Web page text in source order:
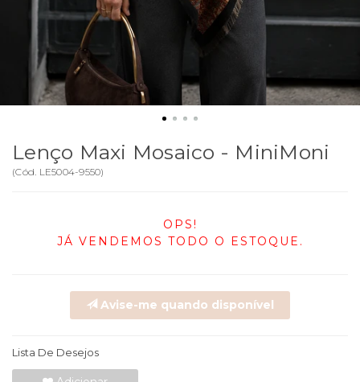
Lenço Maxi Mosaico - MiniMoni
(Cód. LE5004-9550)
OPS!
JÁ VENDEMOS TODO O ESTOQUE.
Avise-me quando disponível
Lista De Desejos